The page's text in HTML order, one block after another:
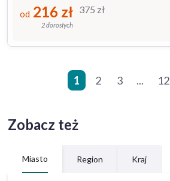
375 zł
od 216 zł
2 dorosłych
1 2 3 ... 12
Zobacz też
Miasto Region Kraj